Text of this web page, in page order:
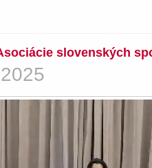
slovenských